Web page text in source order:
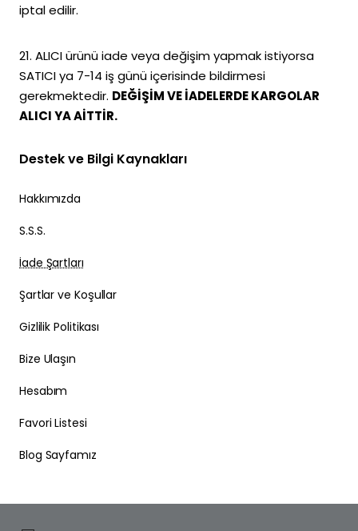
iptal edilir.
21. ALICI ürünü iade veya değişim yapmak istiyorsa
SATICI ya 7-14 iş günü içerisinde bildirmesi
gerekmektedir. DEĞİŞİM VE İADELERDE KARGOLAR
ALICI YA AİTTİR.
Destek ve Bilgi Kaynakları
Hakkımızda
S.S.S.
İade Şartları
Şartlar ve Koşullar
Gizlilik Politikası
Bize Ulaşın
Hesabım
Favori Listesi
Blog Sayfamız